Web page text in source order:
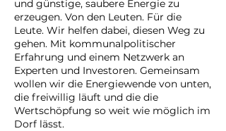
und günstige, saubere Energie zu
erzeugen. Von den Leuten. Für die
Leute. Wir helfen dabei, diesen Weg zu
gehen. Mit kommunalpolitischer
Erfahrung und einem Netzwerk an
Experten und Investoren. Gemeinsam
wollen wir die Energiewende von unten,
die freiwillig läuft und die die
Wertschöpfung so weit wie möglich im
Dorf lässt.